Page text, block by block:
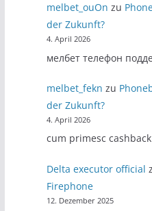
melbet_ouOn zu
der Zukunft?
4. April 2026
мелбет телефон
melbet_fekn zu
der Zukunft?
4. April 2026
cum primesc
Delta executor official
Firephone
12. Dezember 2025